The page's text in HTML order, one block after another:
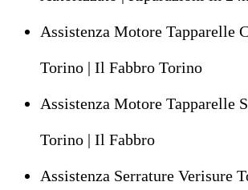
Assistenza Motore Tapparelle
Torino | Il Fabbro Torino
Assistenza Motore Tapparelle
Torino | Il Fabbro
Assistenza Serrature Verisure